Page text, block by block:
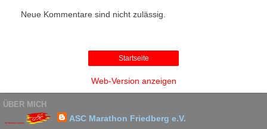
Neue Kommentare sind nicht zulässig.
Startseite
Web-Version anzeigen
ÜBER MICH
ASC Marathon Friedberg e.V.